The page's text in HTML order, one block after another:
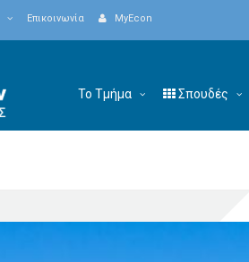
Επικοινωνία MyEcon
Το Τμήμα Σπουδές